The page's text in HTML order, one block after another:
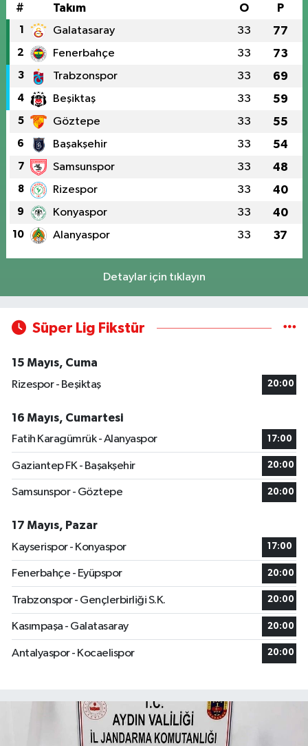
# Takım O P
1 Galatasaray 33 77
2 Fenerbahçe 33 73
3 Trabzonspor 33 69
4 Beşiktaş 33 59
5 Göztepe 33 55
6 Başakşehir 33 54
7 Samsunspor 33 48
8 Rizespor 33 40
9 Konyaspor 33 40
10 Alanyaspor 33 37
Detaylar için tıklayın
Süper Lig Fikstür
15 Mayıs, Cuma
Rizespor - Beşiktaş
20:00
16 Mayıs, Cumartesi
Fatih Karagümrük - Alanyaspor
17:00
Gaziantep FK - Başakşehir 20:00
Samsunspor - Göztepe 20:00
17 Mayıs, Pazar
Kayserispor - Konyaspor
17:00
Fenerbahçe - Eyüpspor 20:00
Trabzonspor - Gençlerbirliği S.K. 20:00
Kasımpaşa - Galatasaray 20:00
Antalyaspor - Kocaelispor 20:00